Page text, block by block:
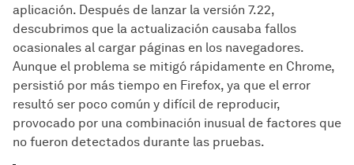
aplicación. Después de lanzar la versión 7.22,
descubrimos que la actualización causaba fallos
ocasionales al cargar páginas en los navegadores.
Aunque el problema se mitigó rápidamente en Chrome,
persistió por más tiempo en Firefox, ya que el error
resultó ser poco común y difícil de reproducir,
provocado por una combinación inusual de factores que
no fueron detectados durante las pruebas.